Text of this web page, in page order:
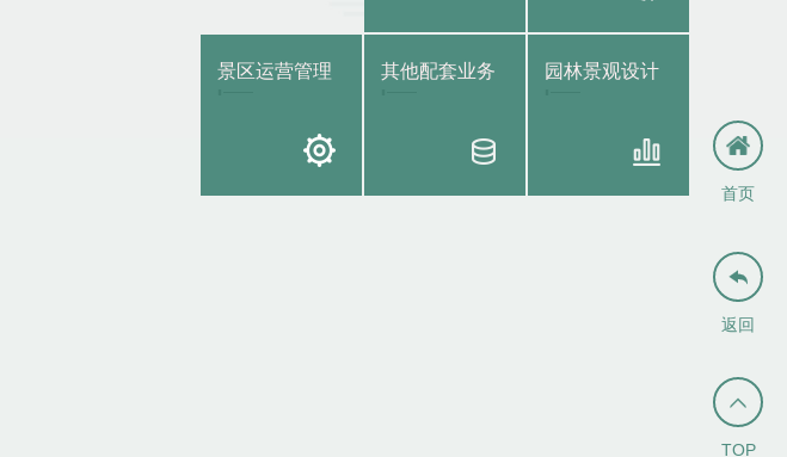
景区运营管理 其他配套业务 园林景观设计
首页

TOP

返回